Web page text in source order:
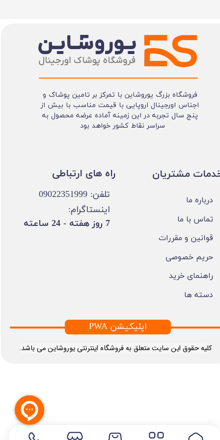
فروشگاه بزرگ یوروشاین با تمرکز بر تامین پوشاک و
اجناس اورجینال اروپایی با قیمت مناسب با بیش از
پنج سال تجربه در این زمینه آماده عرضه محصول به
سراسر نقاط کشور خواهد بود
​کلیه حقوق این سایت متعلق به فروشگاه اینترنتی یوروشاین می باشد.
مشتریان
درباره ما
تماس با ما
قوانین و مقررات
حریم خصوصی
راهنمای خرید
دسته ها
تلفن: 09022351999
اینستاگرام:
​7 روز هفته - 24 ساعته ​​​​​​​
PWA اپلیکیشن
​​راه های ارتباطی